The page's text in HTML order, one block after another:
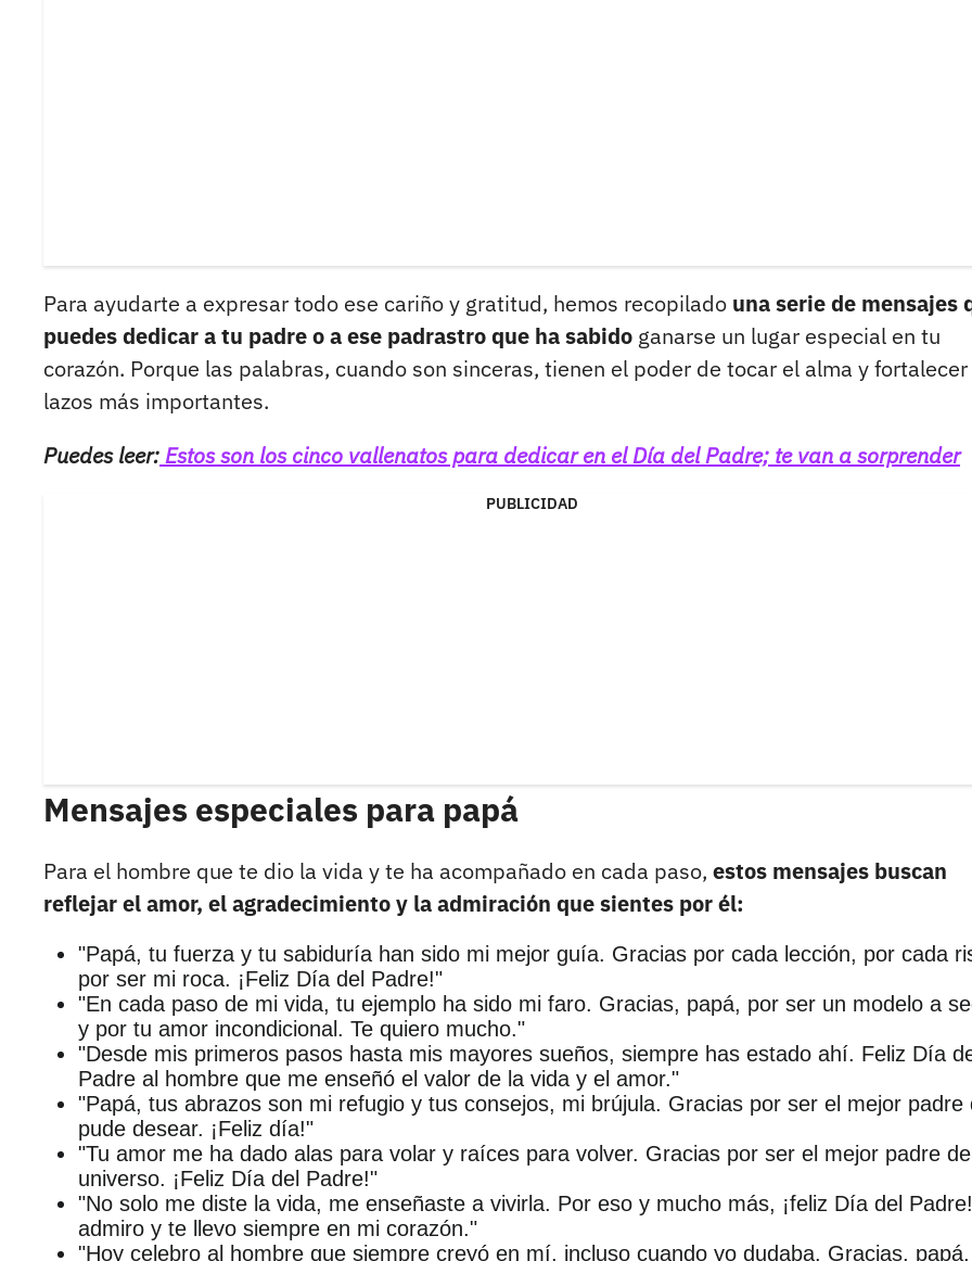
Para ayudarte a expresar todo ese cariño y gratitud, hemos recopilado una serie de mensajes
puedes dedicar a tu padre o a ese padrastro que ha sabido ganarse un lugar especial en tu
corazón. Porque las palabras, cuando son sinceras, tienen el poder de tocar el alma y
lazos más importantes.
Puedes leer:Estos son los cinco vallenatos para dedicar en el Día del Padre; te van a sorprender
PUBLICIDAD
Mensajes especiales para papá
Para el hombre que te dio la vida y te ha acompañado en cada paso, estos mensajes buscan
reflejar el amor, el agradecimiento y la admiración que sientes por él:
"Papá, tu fuerza y tu sabiduría han sido mi mejor guía. Gracias por cada lección, por cada
por ser mi roca. ¡Feliz Día del Padre!"
"En cada paso de mi vida, tu ejemplo ha sido mi faro. Gracias, papá, por ser un modelo a
y por tu amor incondicional. Te quiero mucho."
"Desde mis primeros pasos hasta mis mayores sueños, siempre has estado ahí. Feliz Día
Padre al hombre que me enseñó el valor de la vida y el amor."
"Papá, tus abrazos son mi refugio y tus consejos, mi brújula. Gracias por ser el mejor padre
pude desear. ¡Feliz día!"
"Tu amor me ha dado alas para volar y raíces para volver. Gracias por ser el mejor padre del
universo. ¡Feliz Día del Padre!"
"No solo me diste la vida, me enseñaste a vivirla. Por eso y mucho más, ¡feliz Día del
admiro y te llevo siempre en mi corazón."
"Hoy celebro al hombre que siempre creyó en mí, incluso cuando yo dudaba. Gracias,